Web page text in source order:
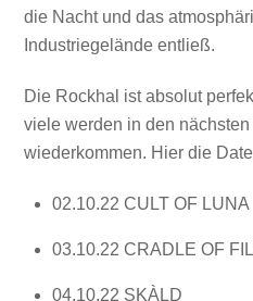
die Nacht und das
Industriegelände entließ.
Die Rockhal ist absolut
viele werden in den
wiederkommen. Hier die
02.10.22 CULT OF LUNA
03.10.22 CRADLE OF
04.10.22 SKÀLD